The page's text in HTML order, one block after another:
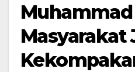
Masyarakat